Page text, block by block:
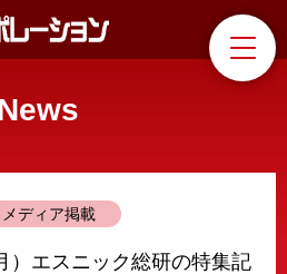
メディア掲載
）エスニック総研の特集記